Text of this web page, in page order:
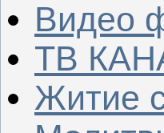
Видео
ТВ
Житие